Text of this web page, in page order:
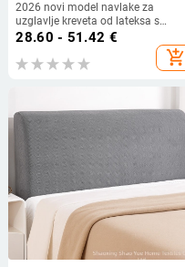
2026 novi model navlake za
uzglavlje kreveta od lateksa s
hlađenjem, debeli mekani navlaka
prašinu, potpuno zatvoren
28.60 - 51.42 €
add_shopping_cart